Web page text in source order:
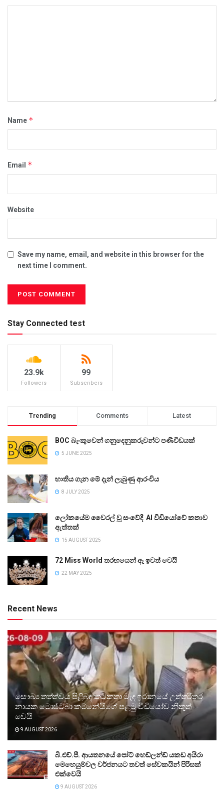
Name *
Email *
Website
Save my name, email, and website in this browser for the
next time I comment.
Stay Connected test
23.9k
Followers
99
Subscribers
Trending Comments Latest
BOC බැංකුවෙන් ගනුදෙනුකරුවන්ට පණිවිඩයක්
5 JUNE 2025
භාතිය ගැන මේ දැන් ලැබුණු ආරංචිය
8 JULY 2025
ලෝකයේම වෛරල් වූ සංවේදී AI වීඩියෝවේ කතාව
ඇත්තක්
15 AUGUST 2025
72 Miss World තරඟයෙන් ඈ ඉවත් වෙයි
22 MAY 2025
Recent News
සෞඛ්‍ය තත්ත්වය පිළිබඳ කටකතා මැද ඉරානයේ උත්තරීතර
නායක මොජ්ටබා කම්නේයිගේ පළමු වීඩියෝව නිකුත්
වෙයි
9 AUGUST 2026
බී.එච්.පී. ආයතනයේ පෝට් හෙඩ්ලන්ඩ් යකඩ අයිරා
මෙහෙයුම්වල වර්ජනයට තවත් සේවකයින් පිරිසක්
එක්වෙයි
9 AUGUST 2026